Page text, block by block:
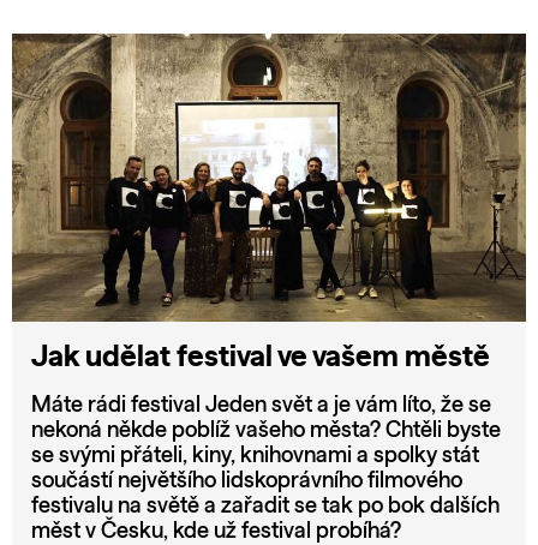
Jak udělat festival ve vašem městě
Máte rádi festival Jeden svět a je vám líto, že se
nekoná někde poblíž vašeho města? Chtěli byste
se svými přáteli, kiny, knihovnami a spolky stát
součástí největšího lidskoprávního filmového
festivalu na světě a zařadit se tak po bok dalších
měst v Česku, kde už festival probíhá?